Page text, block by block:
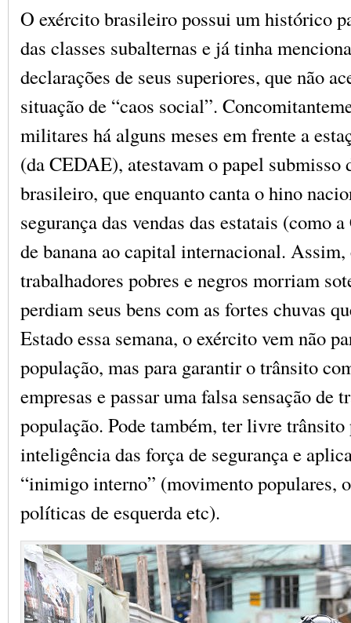
O exército brasileiro possui um histórico
das classes subalternas e já tinha
declarações de seus superiores, que não
situação de “caos social”.
militares há alguns meses em frente a
(da CEDAE), atestavam o papel submisso
brasileiro, que enquanto canta o hino
segurança das vendas das estatais (como
de banana ao capital internacional. Assim,
trabalhadores pobres e negros morriam
perdiam seus bens com as fortes chuvas
Estado essa semana, o exército vem não
população, mas para garantir o trânsito
empresas e passar uma falsa sensação de
população. Pode também, ter livre trânsito
inteligência das força de segurança e
“inimigo interno” (movimento populares,
políticas de esquerda etc).